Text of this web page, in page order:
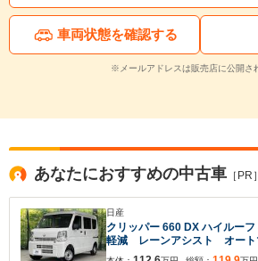
車両状態を確認する
※メールアドレスは販売店に公開さ
あなたにおすすめの中古車 ［PR］
日産
クリッパー 660 DX ハイルー
軽減 レーンアシスト オート
滑防止装置